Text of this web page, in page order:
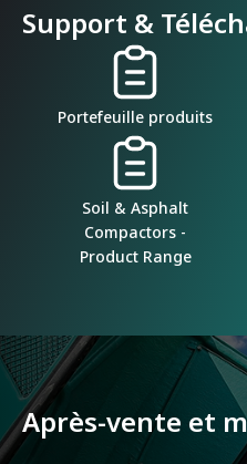
Support &
Portefeuille produits
Soil & Asphalt
Compactors -
Product Range
Après-vente et